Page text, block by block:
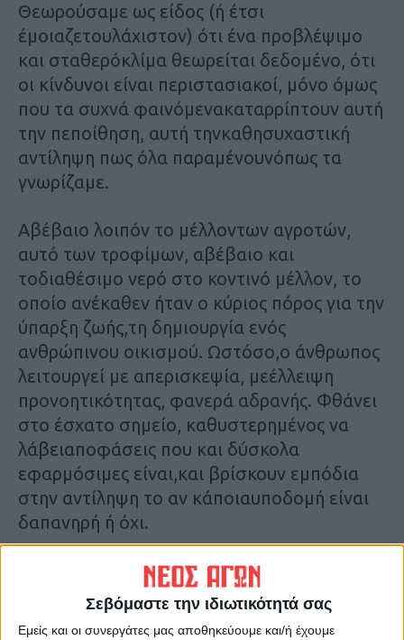
Σεβόμαστε την ιδιωτικότητά σας
Εμείς και οι συνεργάτες μας αποθηκεύουμε και/ή έχουμε
Θεωρούσαμε ως είδος (ή έτσι
έμοιαζετουλάχιστον) ότι ένα προβλέψιμο
και σταθερόκλίμα θεωρείται δεδομένο, ότι
οι κίνδυνοι είναι περιστασιακοί, μόνο όμως
που τα συχνά φαινόμενακαταρρίπτουν αυτή
την πεποίθηση, αυτή τηνκαθησυχαστική
αντίληψη πως όλα παραμένουνόπως τα
γνωρίζαμε.
Αβέβαιο λοιπόν το μέλλοντων αγροτών,
αυτό των τροφίμων, αβέβαιο και
τοδιαθέσιμο νερό στο κοντινό μέλλον, το
οποίο ανέκαθεν ήταν ο κύριος πόρος για την
ύπαρξη ζωής,τη δημιουργία ενός
ανθρώπινου οικισμού. Ωστόσο,ο άνθρωπος
λειτουργεί με απερισκεψία, μεέλλειψη
προνοητικότητας, φανερά αδρανής. Φθάνει
στο έσχατο σημείο, καθυστερημένος να
λάβειαποφάσεις που και δύσκολα
εφαρμόσιμες είναι,και βρίσκουν εμπόδια
στην αντίληψη το αν κάποιαυποδομή είναι
δαπανηρή ή όχι.
Τελευταίες Ειδήσεις Σήμερα